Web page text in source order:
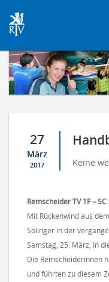
27
März
2017 Keine
Remscheider TV 1F –
Mit Rückenwind aus
Solinger in der
Samstag, 25. März, in
Die Remscheiderinnen
und führten zu diesem